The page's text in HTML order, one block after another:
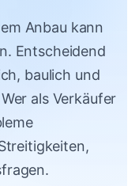
Anbau kann
Entscheidend
baulich und
als Verkäufer